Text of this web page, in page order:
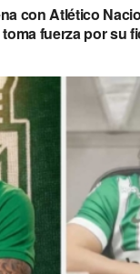
con Atlético
fuerza por su